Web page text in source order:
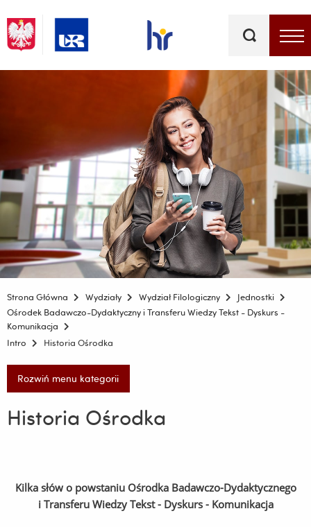
kluczowe
Strona Główna Wydziały Wydział Filologiczny
Jednostki
Ośrodek Badawczo-Dydaktyczny i Transferu Wiedzy Tekst - Dyskurs -
Komunikacja
Intro
Historia Ośrodka
Rozwiń menu kategorii
Historia Ośrodka
Kilka słów o powstaniu Ośrodka Badawczo-Dydaktycznego
i Transferu Wiedzy Tekst - Dyskurs - Komunikacja